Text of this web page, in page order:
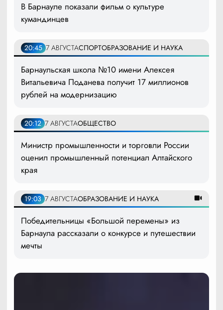
В Барнауле показали фильм о культуре
кумандинцев
20:45 7 АВГУСТАСПОРТОБРАЗОВАНИЕ И НАУКА
Барнаульская школа №10 имени Алексея
Витальевича Поданева получит 17 миллионов
рублей на модернизацию
20:12 7 АВГУСТАОБЩЕСТВО
Министр промышленности и торговли России
оценил промышленный потенциал Алтайского
края
19:03 7 АВГУСТАОБРАЗОВАНИЕ И НАУКА
Победительницы «Большой перемены» из
Барнаула рассказали о конкурсе и путешествии
мечты